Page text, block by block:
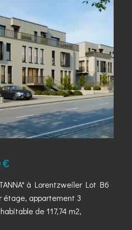
€
à Lorentzweiler Lot B6
étage, appartement 3
de 117,74 m2,